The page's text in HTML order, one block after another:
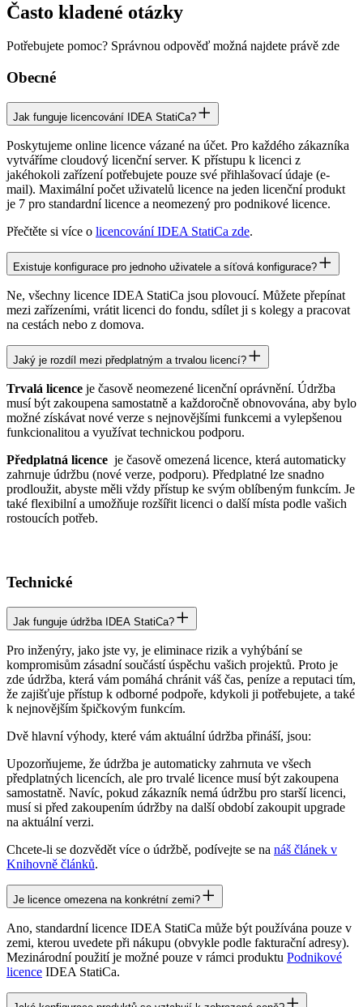
Často kladené otázky
Potřebujete pomoc? Správnou odpověď možná najdete právě zde
Obecné
Jak funguje licencování IDEA StatiCa?
Poskytujeme online licence vázané na účet. Pro každého zákazníka
vytváříme cloudový licenční server. K přístupu k licenci z
jakéhokoli zařízení potřebujete pouze své přihlašovací údaje (e-
mail). Maximální počet uživatelů licence na jeden licenční produkt
je 7 pro standardní licence a neomezený pro podnikové licence.
Přečtěte si více o licencování IDEA StatiCa zde.
Existuje konfigurace pro jednoho uživatele a síťová konfigurace?
Ne, všechny licence IDEA StatiCa jsou plovoucí. Můžete přepínat
mezi zařízeními, vrátit licenci do fondu, sdílet ji s kolegy a pracovat
na cestách nebo z domova.
Jaký je rozdíl mezi předplatným a trvalou licencí?
Trvalá licence je časově neomezené licenční oprávnění. Údržba
musí být zakoupena samostatně a každoročně obnovována, aby bylo
možné získávat nové verze s nejnovějšími funkcemi a vylepšenou
funkcionalitou a využívat technickou podporu.
Předplatná licence je časově omezená licence, která automaticky
zahrnuje údržbu (nové verze, podporu). Předplatné lze snadno
prodloužit, abyste měli vždy přístup ke svým oblíbeným funkcím. Je
také flexibilní a umožňuje rozšířit licenci o další místa podle vašich
rostoucích potřeb.
Technické
Jak funguje údržba IDEA StatiCa?
Pro inženýry, jako jste vy, je eliminace rizik a vyhýbání se
kompromisům zásadní součástí úspěchu vašich projektů. Proto je
zde údržba, která vám pomáhá chránit váš čas, peníze a reputaci tím,
že zajišťuje přístup k odborné podpoře, kdykoli ji potřebujete, a také
k nejnovějším špičkovým funkcím.
Dvě hlavní výhody, které vám aktuální údržba přináší, jsou:
Upozorňujeme, že údržba je automaticky zahrnuta ve všech
předplatných licencích, ale pro trvalé licence musí být zakoupena
samostatně. Navíc, pokud zákazník nemá údržbu pro starší licenci,
musí si před zakoupením údržby na další období zakoupit upgrade
na aktuální verzi.
Chcete-li se dozvědět více o údržbě, podívejte se na náš článek v
Knihovně článků.
Je licence omezena na konkrétní zemi?
Ano, standardní licence IDEA StatiCa může být používána pouze v
zemi, kterou uvedete při nákupu (obvykle podle fakturační adresy).
Mezinárodní použití je možné pouze v rámci produktu Podnikové
licence IDEA StatiCa.